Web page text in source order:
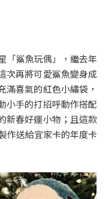
「鯊魚玩偶」，繼去年
次再將可愛鯊魚變身成
滿喜氣的紅色小繡袋，
小手的打招呼動作搭配
新春好運小物；且這款
作送給宜家卡的年度卡